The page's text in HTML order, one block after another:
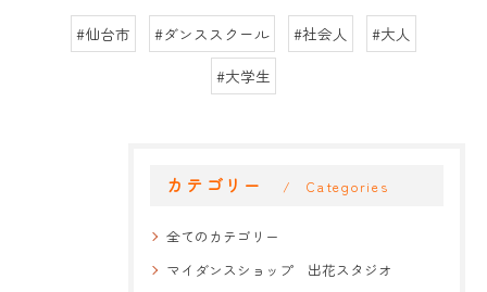
#仙台市 #ダンススクール #社会人
#大人
#大学生
カテゴリー Categories
全てのカテゴリー
マイダンスショップ 出花スタジオ